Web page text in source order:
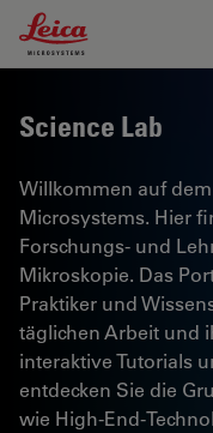
Leica Microsystems
Science Lab
Willkommen auf
Microsystems. Hier
Forschungs- und
Mikroskopie. Das
Praktiker und
täglichen Arbeit und
interaktive Tutorials
entdecken Sie die
wie High-End-